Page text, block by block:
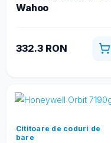
Wahoo
332.3 RON
Cititoare de coduri de
bare